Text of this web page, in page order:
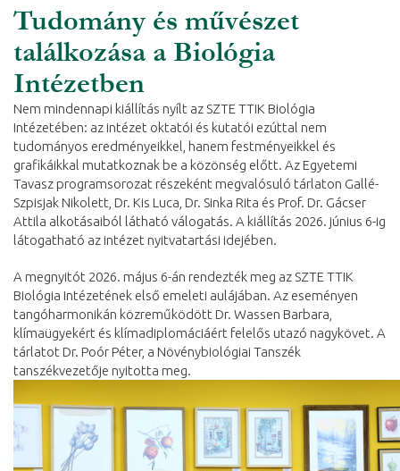
Tudomány és művészet
találkozása a Biológia
Intézetben
Nem mindennapi kiállítás nyílt az SZTE TTIK Biológia
Intézetében: az intézet oktatói és kutatói ezúttal nem
tudományos eredményeikkel, hanem festményeikkel és
grafikáikkal mutatkoznak be a közönség előtt. Az Egyetemi
Tavasz programsorozat részeként megvalósuló tárlaton Gallé-
Szpisjak Nikolett, Dr. Kis Luca, Dr. Sinka Rita és Prof. Dr. Gácser
Attila alkotásaiból látható válogatás. A kiállítás 2026. június 6-ig
látogatható az intézet nyitvatartási idejében.
A megnyitót 2026. május 6-án rendezték meg az SZTE TTIK
Biológia Intézetének első emeleti aulájában. Az eseményen
tangóharmonikán közreműködött Dr. Wassen Barbara,
klímaügyekért és klímadiplomáciáért felelős utazó nagykövet. A
tárlatot Dr. Poór Péter, a Növénybiológiai Tanszék
tanszékvezetője nyitotta meg.